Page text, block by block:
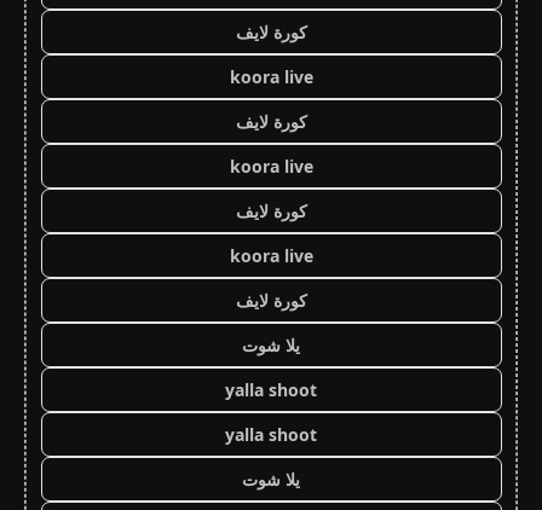
كورة لايف
koora live
كورة لايف
koora live
كورة لايف
koora live
كورة لايف
يلا شوت
yalla shoot
yalla shoot
يلا شوت